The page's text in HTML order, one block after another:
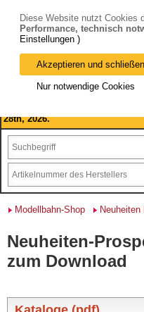
Bitte beachten Sie: wir machen
August 2026 haben wir
28th, 2026.
Modellbahn-Shop
Neuheiten-
zum Download
Diese Website nutzt Cookies
Performance, technisch
Einstellungen )
Akzeptieren und schließen
Nur notwendige Cookies